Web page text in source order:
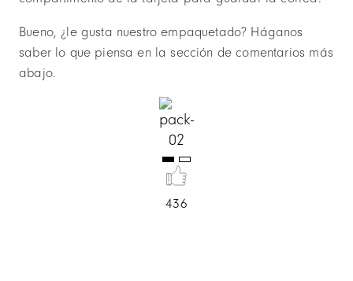
Bueno, ¿le gusta nuestro empaquetado? Háganos
saber lo que piensa en la sección de comentarios más
abajo.
436